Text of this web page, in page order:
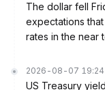
The dollar fell
expectations
rates in the near
2026-08-07 19:24
US Treasury